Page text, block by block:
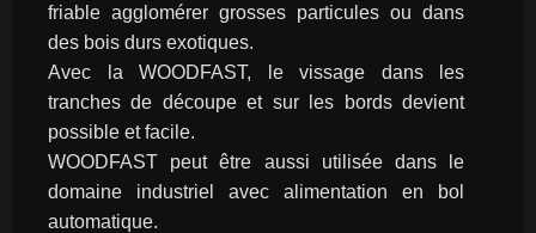
friable agglomérer grosses particules ou dans
des bois durs exotiques.
Avec la WOODFAST, le vissage dans les
tranches de découpe et sur les bords devient
possible et facile.
WOODFAST peut être aussi utilisée dans le
domaine industriel avec alimentation en bol
automatique.